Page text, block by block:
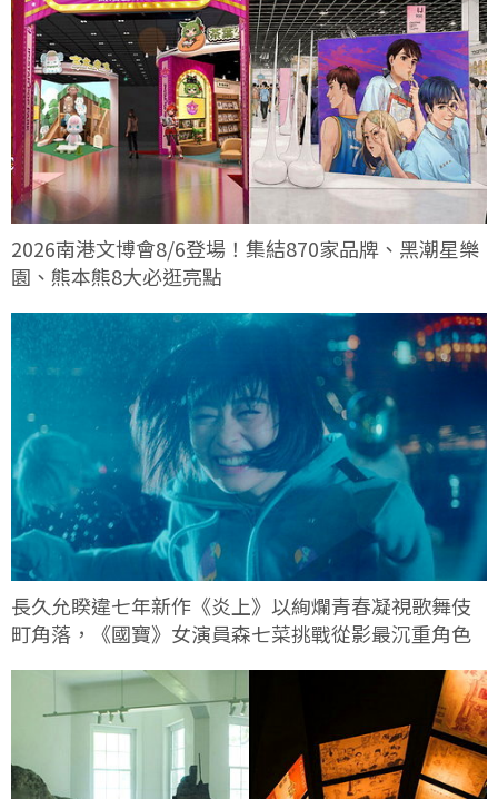
2026南港文博會8/6登場！集結870家品牌、黑潮星樂
園、熊本熊8大必逛亮點
長久允睽違七年新作《炎上》以絢爛青春凝視歌舞伎
町角落，《國寶》女演員森七菜挑戰從影最沉重角色